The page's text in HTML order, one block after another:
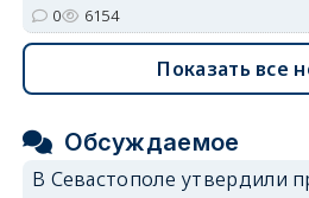
0 6154
Показать все
Обсуждаемое
В Севастополе утвердили